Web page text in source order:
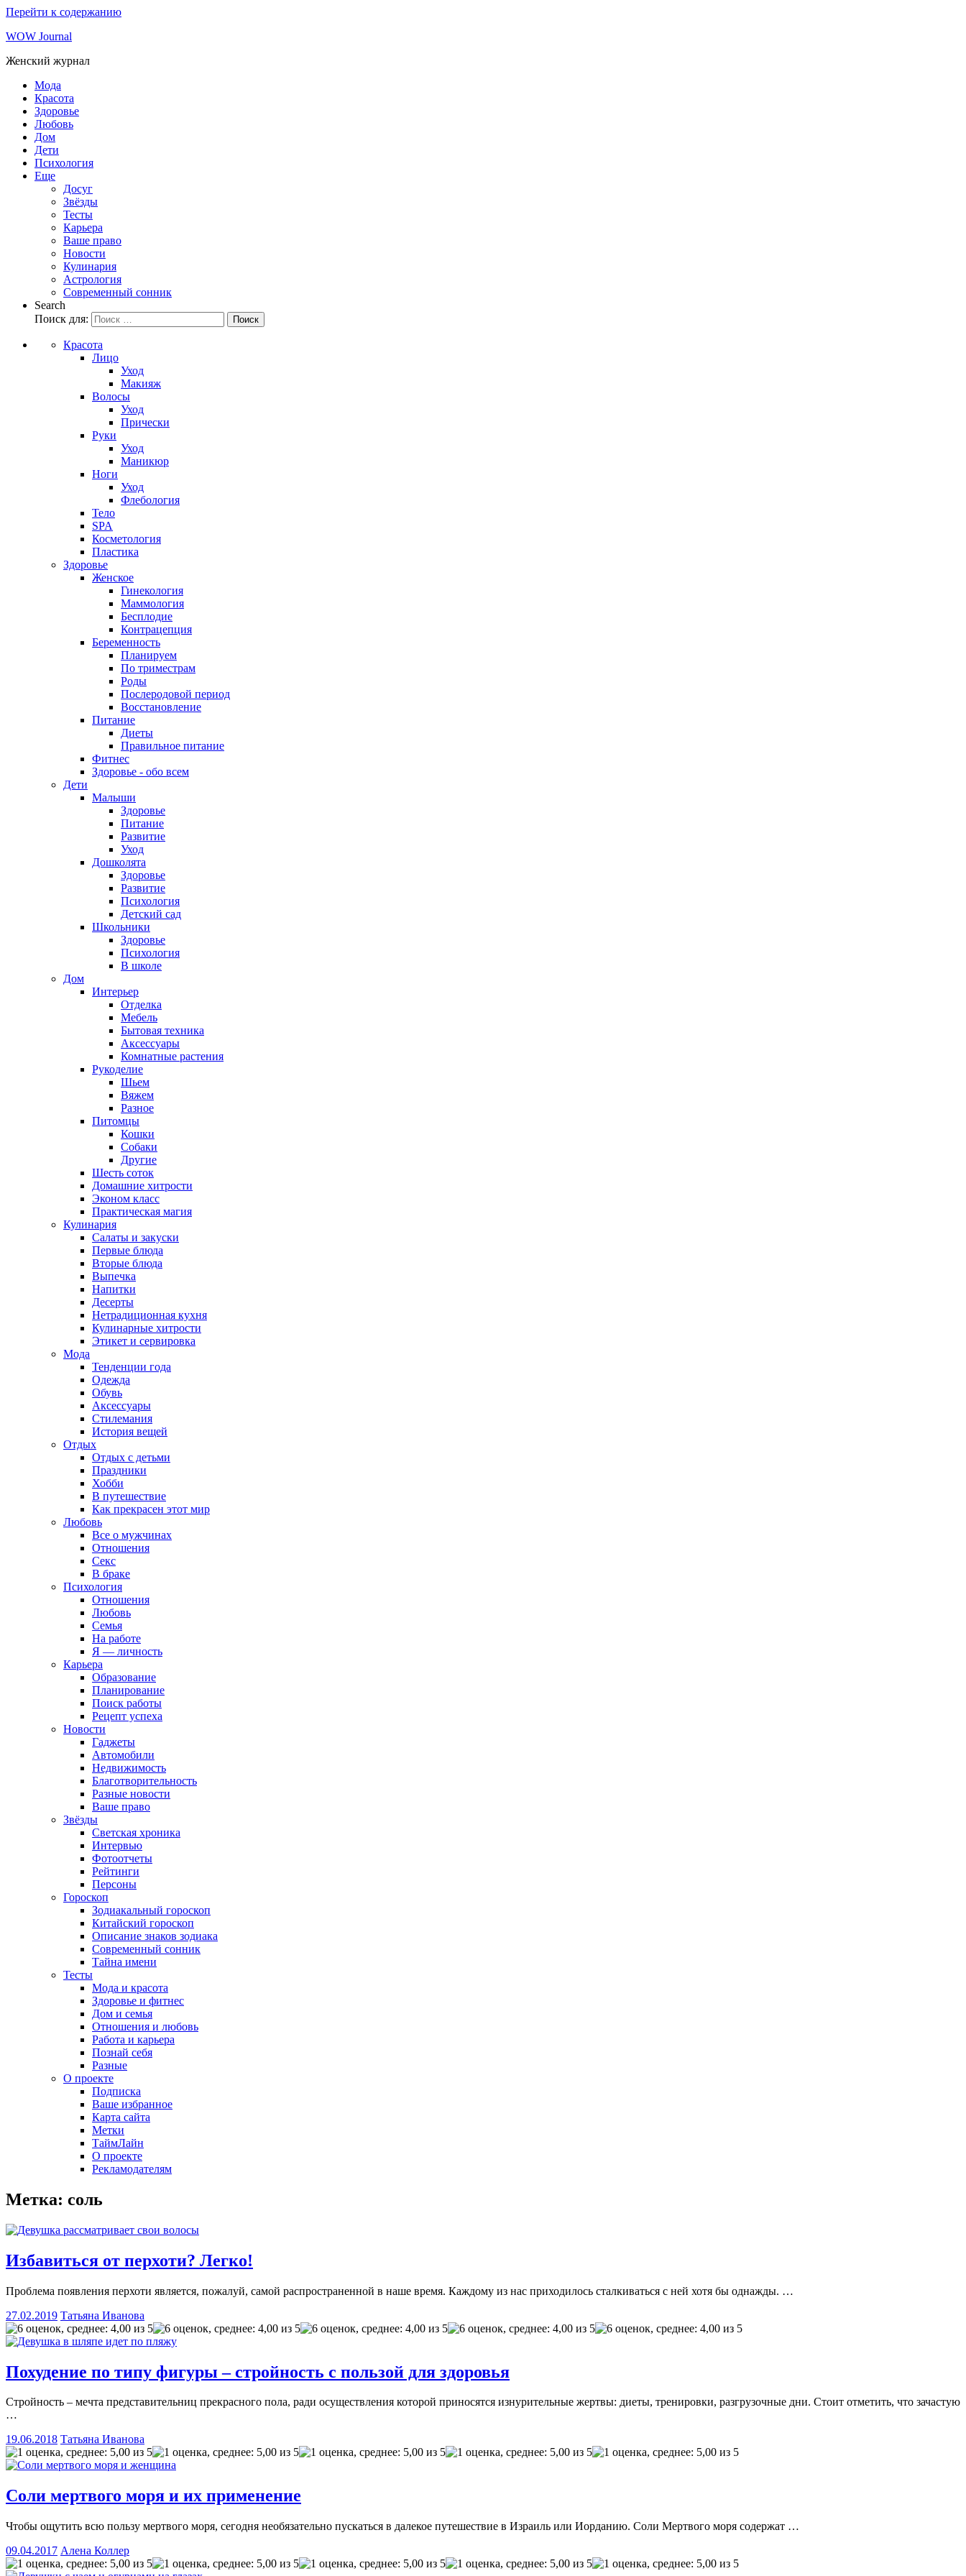
Перейти к содержанию
WOW Journal
Женский журнал
Мода
Красота
Здоровье
Любовь
Дом
Дети
Психология
Еще
Досуг
Звёзды
Тесты
Карьера
Ваше право
Новости
Кулинария
Астрология
Современный сонник
Search
Поиск для:
Поиск
Красота
Лицо
Уход
Макияж
Волосы
Уход
Прически
Руки
Уход
Маникюр
Ноги
Уход
Флебология
Тело
SPA
Косметология
Пластика
Здоровье
Женское
Гинекология
Маммология
Бесплодие
Контрацепция
Беременность
Планируем
По триместрам
Роды
Послеродовой период
Восстановление
Питание
Диеты
Правильное питание
Фитнес
Здоровье - обо всем
Дети
Малыши
Здоровье
Питание
Развитие
Уход
Дошколята
Здоровье
Развитие
Психология
Детский сад
Школьники
Здоровье
Психология
В школе
Дом
Интерьер
Отделка
Мебель
Бытовая техника
Аксессуары
Комнатные растения
Рукоделие
Шьем
Вяжем
Разное
Питомцы
Кошки
Собаки
Другие
Шесть соток
Домашние хитрости
Эконом класс
Практическая магия
Кулинария
Салаты и закуски
Первые блюда
Вторые блюда
Выпечка
Напитки
Десерты
Нетрадиционная кухня
Кулинарные хитрости
Этикет и сервировка
Мода
Тенденции года
Одежда
Обувь
Аксессуары
Стилемания
История вещей
Отдых
Отдых с детьми
Праздники
Хобби
В путешествие
Как прекрасен этот мир
Любовь
Все о мужчинах
Отношения
Секс
В браке
Психология
Отношения
Любовь
Семья
На работе
Я — личность
Карьера
Образование
Планирование
Поиск работы
Рецепт успеха
Новости
Гаджеты
Автомобили
Недвижимость
Благотворительность
Разные новости
Ваше право
Звёзды
Светская хроника
Интервью
Фотоотчеты
Рейтинги
Персоны
Гороскоп
Зодиакальный гороскоп
Китайский гороскоп
Описание знаков зодиака
Современный сонник
Тайна имени
Тесты
Мода и красота
Здоровье и фитнес
Дом и семья
Отношения и любовь
Работа и карьера
Познай себя
Разные
О проекте
Подписка
Ваше избранное
Карта сайта
Метки
ТаймЛайн
О проекте
Рекламодателям
Метка: соль
Избавиться от перхоти? Легко!
Проблема появления перхоти является, пожалуй, самой распространенной в наше время. Каждому из нас приходилось сталкиваться с ней хотя бы однажды. …
27.02.2019 Татьяна Иванова
Похудение по типу фигуры – стройность с пользой для здоровья
Стройность – мечта представительниц прекрасного пола, ради осуществления которой приносятся изнурительные жертвы: диеты, тренировки, разгрузочные дни. Стоит отметить, что зачастую
…
19.06.2018 Татьяна Иванова
Соли мертвого моря и их применение
Чтобы ощутить всю пользу мертвого моря, сегодня необязательно пускаться в далекое путешествие в Израиль или Иорданию. Соли Мертвого моря содержат …
09.04.2017 Алена Коллер